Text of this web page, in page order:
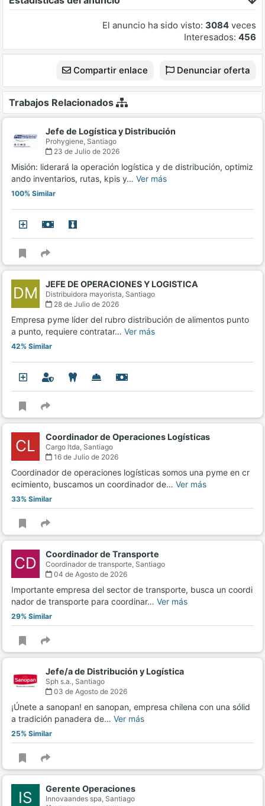
El anuncio ha sido visto: 3084 veces
Interesados: 456
Compartir enlace Denunciar oferta
Trabajos Relacionados
Jefe de Logística y Distribución
Prohygiene, Santiago
23 de Julio de 2026
Misión: liderará la operación logística y de distribución, optimiz
ando inventarios, rutas, kpis y… Ver más
100% Similar
DM JEFE DE OPERACIONES Y LOGISTICA
Distribuidora mayorista, Santiago
28 de Julio de 2026
Empresa pyme líder del rubro distribución de alimentos punto
a punto, requiere contratar… Ver más
42% Similar
CL Coordinador de Operaciones Logísticas
Cargo ltda, Santiago
16 de Julio de 2026
Coordinador de operaciones logísticas somos una pyme en cr
ecimiento, buscamos un coordinador de… Ver más
33% Similar
CD Coordinador de Transporte
Coordinador de transporte, Santiago
04 de Agosto de 2026
Importante empresa del sector de transporte, busca un coordi
nador de transporte para coordinar… Ver más
29% Similar
Jefe/a de Distribución y Logística
Sph s.a., Santiago
03 de Agosto de 2026
¡Únete a sanopan! en sanopan, empresa chilena con una sólid
a tradición panadera de… Ver más
25% Similar
IS Gerente Operaciones
Innovaandes spa, Santiago